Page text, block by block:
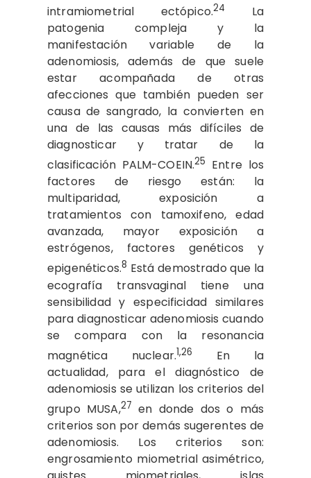
intramiometrial ectópico.24
La
patogenia compleja y la
manifestación variable de la
adenomiosis, además de que suele
estar acompañada de otras
afecciones que también pueden ser
causa de sangrado, la convierten en
una de las causas más difíciles de
diagnosticar y tratar de la
clasificación PALM-COEIN.25 Entre los
factores de riesgo están: la
multiparidad, exposición a
tratamientos con tamoxifeno, edad
avanzada, mayor exposición a
estrógenos, factores genéticos y
epigenéticos.8 Está demostrado que la
ecografía transvaginal tiene una
sensibilidad y especificidad similares
para diagnosticar adenomiosis cuando
se compara con la resonancia
magnética nuclear.1,26
En la
actualidad, para el diagnóstico de
adenomiosis se utilizan los criterios del
grupo MUSA,27 en donde dos o más
criterios son por demás sugerentes de
adenomiosis. Los criterios son:
engrosamiento miometrial asimétrico,